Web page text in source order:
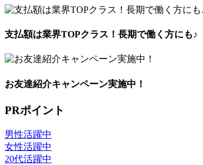
支払額は業界TOPクラス！長期で働く方にも♪
お友達紹介キャンペーン実施中！
PRポイント
男性活躍中
女性活躍中
20代活躍中